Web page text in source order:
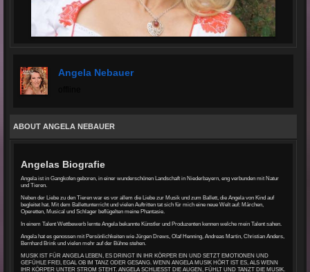
Angela Nebauer
ABOUT ANGELA NEBAUER
Angelas Biografie
Angela ist in Gangkofen geboren, in einer wunderschönen Landschaft in Niederbayern, eng verbunden mit Natur
und Tieren.
Neben der Liebe zu den Tieren war es vor allem die Liebe zur Musik und zum Ballett, die Angela von Kind auf
begleitet hat. Mit dem Ballettunterricht und vielen Auftritten tat sich für mich eine neue Welt auf: Märchen,
Operetten, Musical und Schlager beflügelten meine Phantasie.
In einem Talent Wettbewerb lernte Angela bekannte Künstler und Produzenten kennen welche mein Talent sahen.
Angela hat es genossen mit Persönlichkeiten wie Jürgen Drews, Olaf Henning, Andreas Martin, Christian Anders,
Bernhard Brink und vielen mehr auf der Bühne stehen.
MUSIK IST FÜR ANGELA LEBEN, ES DRINGT IN IHR KÖRPER EIN UND SETZT EMOTIONEN UND
GEFÜHLE FREI, EGAL OB IM TANZ ODER GESANG. WENN ANGELA MUSIK HÖRT IST ES, ALS WENN
IHR KÖRPER UNTER STROM STEHT. ANGELA SCHLIESST DIE AUGEN, FÜHLT UND TANZT DIE MUSIK.